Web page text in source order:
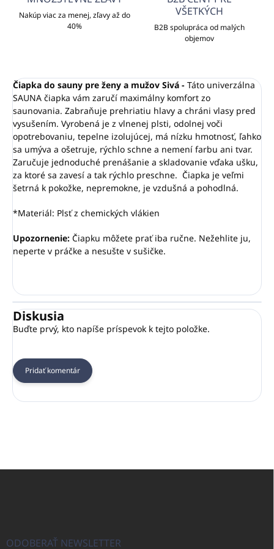
Nakúp viac za menej, zľavy až do
40%
VŠETKÝCH
B2B spolupráca od malých
objemov
Čiapka do sauny pre ženy a mužov Sivá - Táto univerzálna
SAUNA čiapka vám zaručí maximálny komfort zo
saunovania. Zabraňuje prehriatiu hlavy a chráni vlasy pred
vysušením. Vyrobená je z vlnenej plsti, odolnej voči
opotrebovaniu, tepelne izolujúcej, má nízku hmotnosť, ľahko
sa umýva a ošetruje, rýchlo schne a nemení farbu ani tvar.
Zaručuje jednoduché prenášanie a skladovanie vďaka ušku,
za ktoré sa zavesí a tak rýchlo preschne. Čiapka je veľmi
šetrná k pokožke, nepremokne, je vzdušná a pohodlná.
*Materiál: Plsť z chemických vlákien
Upozornenie: Čiapku môžete prať iba ručne. Nežehlite ju,
neperte v práčke a nesušte v sušičke.
Diskusia
Buďte prvý, kto napíše príspevok k tejto položke.
Pridať komentár
ODOBERAŤ NEWSLETTER